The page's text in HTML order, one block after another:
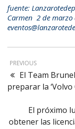
fuente:
Carmen 2 de marzo
PREVIOUS
El Team
preparar la ‘Volvo
El próximo
obtener las